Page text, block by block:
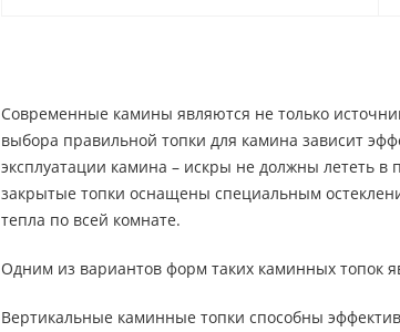
Современные камины являются не только
выбора правильной топки для камина зависит
эксплуатации камина – искры не должны лететь
закрытые топки оснащены специальным
тепла по всей комнате.
Одним из вариантов форм таких каминных топок
Вертикальные каминные топки способны